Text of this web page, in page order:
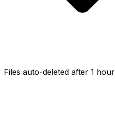
Files auto-deleted after 1 hour